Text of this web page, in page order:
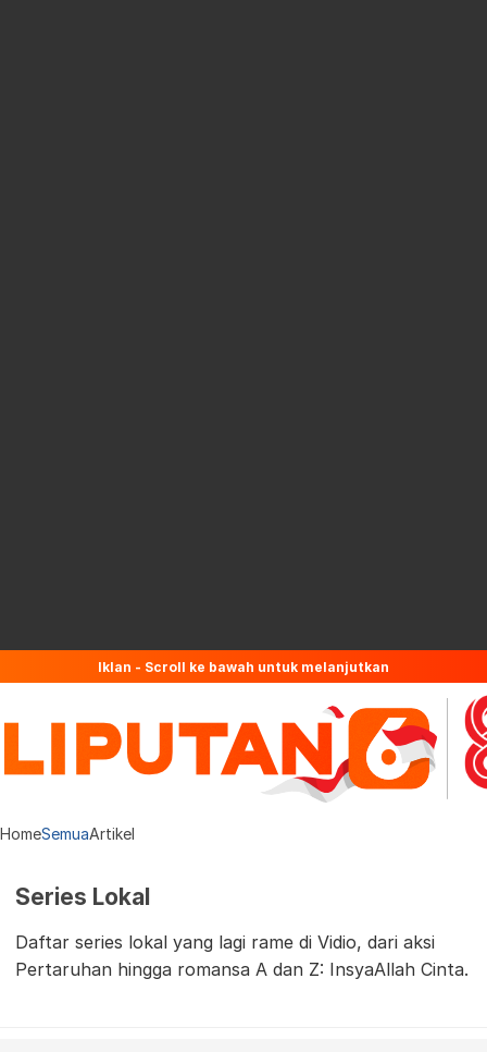
Iklan - Scroll ke bawah untuk melanjutkan
HomeSemuaArtikel
Series Lokal
Daftar series lokal yang lagi rame di Vidio, dari aksi
Pertaruhan hingga romansa A dan Z: InsyaAllah Cinta.